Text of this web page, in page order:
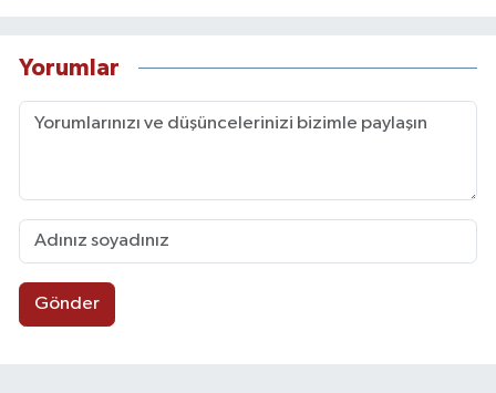
Yorumlar
Gönder